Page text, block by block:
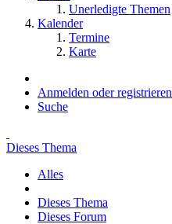
Unerledigte Themen
Kalender
Termine
Karte
Anmelden oder registrieren
Suche
Dieses Thema
Alles
Dieses Thema
Dieses Forum